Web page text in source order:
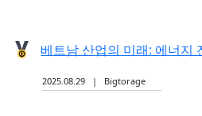
베트남 산업의 미래: 에너지
2025.08.29 | Bigtorage